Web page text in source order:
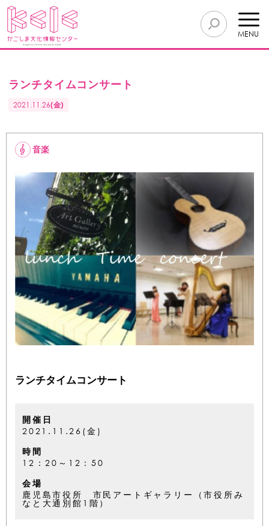
MENU
ランチタイムコンサート
2021.11.26(金)
音楽
ランチタイムコンサート
開催日
2021.11.26(金)
時間
12：20～12：50
会場
鹿児島市役所 市民アートギャラリー（市役所み
なと大通別館1階）